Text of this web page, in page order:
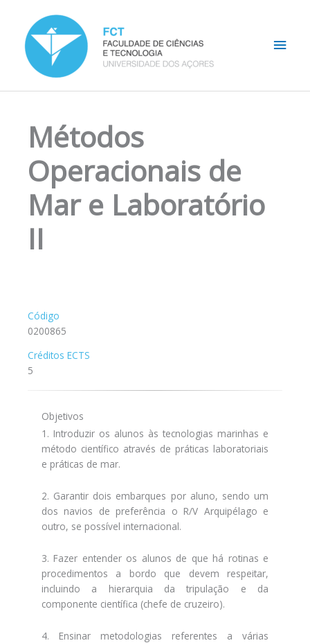
content
Métodos
Operacionais de
Mar e Laboratório
II
Código
0200865
Créditos ECTS
5
Objetivos
1. Introduzir os alunos às tecnologias marinhas e
método científico através de práticas laboratoriais
e práticas de mar.
2. Garantir dois embarques por aluno, sendo um
dos navios de preferência o R/V Arquipélago e
outro, se possível internacional.
3. Fazer entender os alunos de que há rotinas e
procedimentos a bordo que devem respeitar,
incluindo a hierarquia da tripulação e da
componente científica (chefe de cruzeiro).
4. Ensinar metodologias referentes a várias